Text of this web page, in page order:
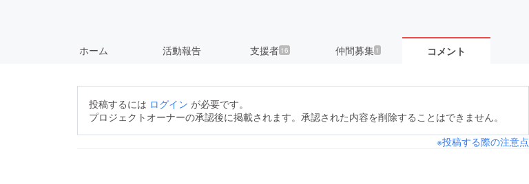
ホーム 活動報告 支援者 16 仲間募集 1 コメント
投稿するには ログイン が必要です。
プロジェクトオーナーの承認後に掲載されます。承認された内容を削除することはできません。
※投稿する際の注意点